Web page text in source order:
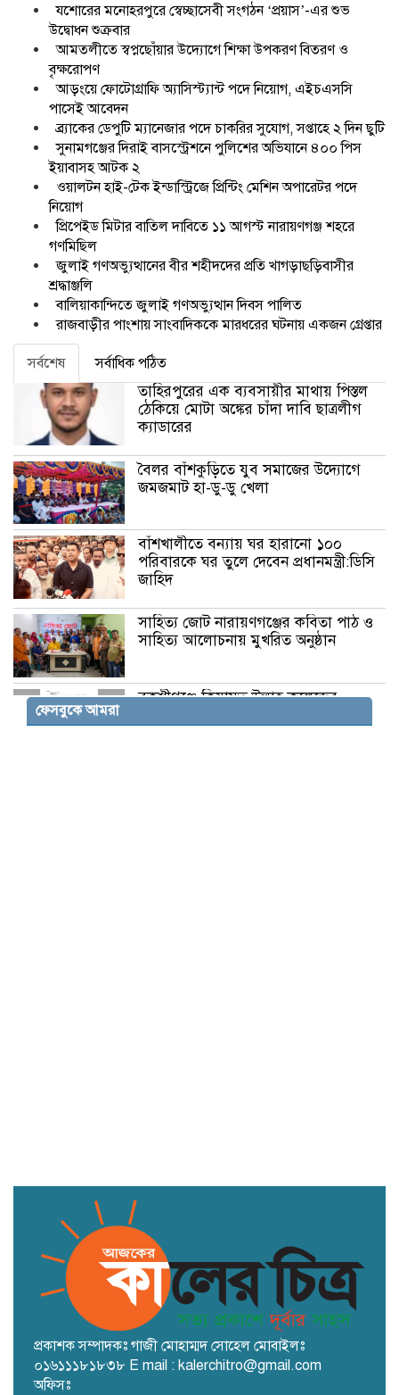
যশোরের মনোহরপুরে স্বেচ্ছাসেবী সংগঠন ‘প্রয়াস’-এর শুভ
উদ্বোধন শুক্রবার
আমতলীতে স্বপ্নছোঁয়ার উদ্যোগে শিক্ষা উপকরণ বিতরণ ও
বৃক্ষরোপণ
আড়ংয়ে ফোটোগ্রাফি অ্যাসিস্ট্যান্ট পদে নিয়োগ, এইচএসসি
পাসেই আবেদন
ব্র্যাকের ডেপুটি ম্যানেজার পদে চাকরির সুযোগ, সপ্তাহে ২ দিন ছুটি
সুনামগঞ্জের দিরাই বাসস্ট্রেশনে পুলিশের অভিযানে ৪০০ পিস
ইয়াবাসহ আটক ২
ওয়ালটন হাই-টেক ইন্ডাস্ট্রিজে প্রিন্টিং মেশিন অপারেটর পদে
নিয়োগ
প্রিপেইড মিটার বাতিল দাবিতে ১১ আগস্ট নারায়ণগঞ্জ শহরে
গণমিছিল
জুলাই গণঅভ্যুত্থানের বীর শহীদদের প্রতি খাগড়াছড়িবাসীর
শ্রদ্ধাঞ্জলি
বালিয়াকান্দিতে জুলাই গণঅভ্যুত্থান দিবস পালিত
রাজবাড়ীর পাংশায় সাংবাদিককে মারধরের ঘটনায় একজন গ্রেপ্তার
সর্বশেষ সর্বাধিক পঠিত
তাহিরপুরের এক ব্যবসায়ীর মাথায় পিস্তল
ঠেকিয়ে মোটা অঙ্কের চাঁদা দাবি ছাত্রলীগ
ক্যাডারের
বৈলর বাঁশকুড়িতে যুব সমাজের উদ্যোগে
জমজমাট হা-ডু-ডু খেলা
বাঁশখালীতে বন্যায় ঘর হারানো ১০০
পরিবারকে ঘর তুলে দেবেন প্রধানমন্ত্রী:ডিসি
জাহিদ
সাহিত্য জোট নারায়ণগঞ্জের কবিতা পাঠ ও
সাহিত্য আলোচনায় মুখরিত অনুষ্ঠান
বকশীগঞ্জে কিয়ামত উল্লাহ কলেজের
ফেসবুকে আমরা
প্রকাশক সম্পাদকঃ গাজী মোহাম্মদ সোহেল মোবাইলঃ
০১৬১১১৮১৮৩৮ E mail : kalerchitro@gmail.com
অফিসঃ